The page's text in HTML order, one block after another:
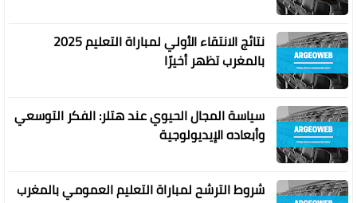
نتائج الانتقاء الأولي لمباراة التعليم 2025
بالمغرب تظهر أخيرًا
سياسة المجال الحيوي عند هتلر: الفكر التوسعي
وأبعاده الإيديولوجية
شروط الترشح لمباراة التعليم العمومي بالمغرب